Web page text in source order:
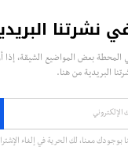
نشرتنا
المحطة بعض المواضيع الشيقة، إذا
البريدية من هنا.
بوجودك معنا، لك الحرية في إلغاء